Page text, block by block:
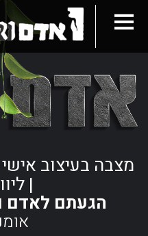
מצבה בעיצוב
|
הגעתם לאדם